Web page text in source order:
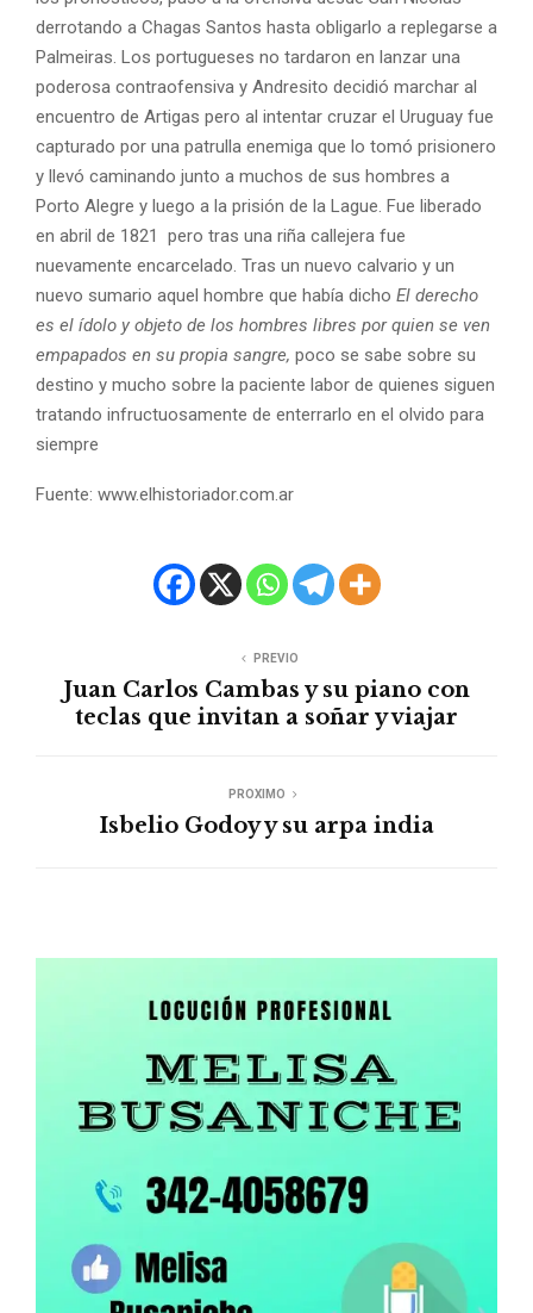
derrotando a Chagas Santos hasta obligarlo a replegarse a
Palmeiras. Los portugueses no tardaron en lanzar una
poderosa contraofensiva y Andresito decidió marchar al
encuentro de Artigas pero al intentar cruzar el Uruguay fue
capturado por una patrulla enemiga que lo tomó prisionero
y llevó caminando junto a muchos de sus hombres a
Porto Alegre y luego a la prisión de la Lague. Fue liberado
en abril de 1821 pero tras una riña callejera fue
nuevamente encarcelado. Tras un nuevo calvario y un
nuevo sumario aquel hombre que había dicho El derecho
es el ídolo y objeto de los hombres libres por quien se ven
empapados en su propia sangre, poco se sabe sobre su
destino y mucho sobre la paciente labor de quienes siguen
tratando infructuosamente de enterrarlo en el olvido para
siempre
Fuente: www.elhistoriador.com.ar
PREVIO
Juan Carlos Cambas y su piano con
teclas que invitan a soñar y viajar
PROXIMO
Isbelio Godoy y su arpa india